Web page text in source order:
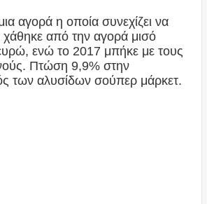
αγορά η οποία συνεχίζει να
χάθηκε από την αγορά μισό
ενώ το 2017 μπήκε με τους
Πτώση 9,9% στην
των αλυσίδων σούπερ μάρκετ.